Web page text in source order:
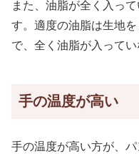
また、油脂が全く入っ
す。適度の油脂は生地
で、全く油脂が入って
手の温度が高い
手の温度が高い方が、